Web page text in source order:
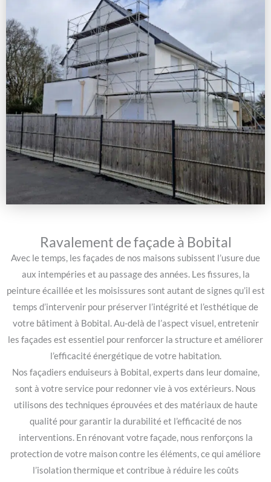
Ravalement de façade à Bobital
Avec le temps, les façades de nos maisons subissent l’usure due
aux intempéries et au passage des années. Les fissures, la
peinture écaillée et les moisissures sont autant de signes qu’il est
temps d’intervenir pour préserver l’intégrité et l’esthétique de
votre bâtiment à Bobital. Au-delà de l’aspect visuel, entretenir
les façades est essentiel pour renforcer la structure et améliorer
l’efficacité énergétique de votre habitation.
Nos façadiers enduiseurs à Bobital, experts dans leur domaine,
sont à votre service pour redonner vie à vos extérieurs. Nous
utilisons des techniques éprouvées et des matériaux de haute
qualité pour garantir la durabilité et l’efficacité de nos
interventions. En rénovant votre façade, nous renforçons la
protection de votre maison contre les éléments, ce qui améliore
l’isolation thermique et contribue à réduire les coûts